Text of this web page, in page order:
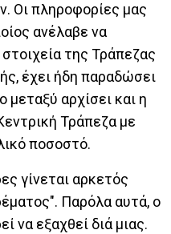
Οι πληροφορίες μας
ανέλαβε να
της Τράπεζας
έχει ήδη παραδώσει
μεταξύ αρχίσει και η
Τράπεζα με
ποσοστό.
γίνεται αρκετός
Παρόλα αυτά, ο
να εξαχθεί διά μιας.